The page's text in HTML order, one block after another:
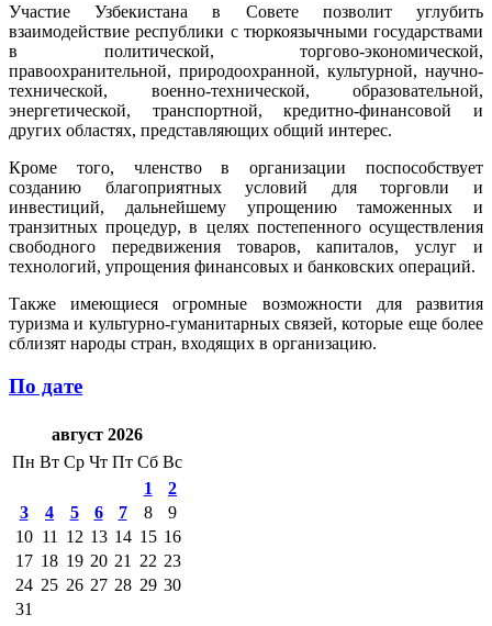
Участие Узбекистана в Совете позволит углубить
взаимодействие республики с тюркоязычными государствами
в политической, торгово-экономической,
правоохранительной, природоохранной, культурной, научно-
технической, военно-технической, образовательной,
энергетической, транспортной, кредитно-финансовой и
других областях, представляющих общий интерес.
Кроме того, членство в организации поспособствует
созданию благоприятных условий для торговли и
инвестиций, дальнейшему упрощению таможенных и
транзитных процедур, в целях постепенного осуществления
свободного передвижения товаров, капиталов, услуг и
технологий, упрощения финансовых и банковских операций.
Также имеющиеся огромные возможности для развития
туризма и культурно-гуманитарных связей, которые еще более
сблизят народы стран, входящих в организацию.
По дате
август 2026
Пн Вт Ср Чт Пт Сб Вс
1
2
3
4 5 6 7 8
9
10 11 12 13 14 15 16
17 18 19 20 21 22 23
24 25 26 27 28 29 30
31